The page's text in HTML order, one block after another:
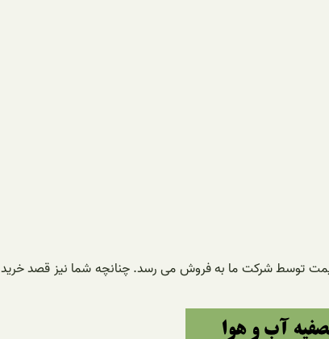
توسط شرکت ما به فروش می رسد. چنانچه شما نیز قصد خرید